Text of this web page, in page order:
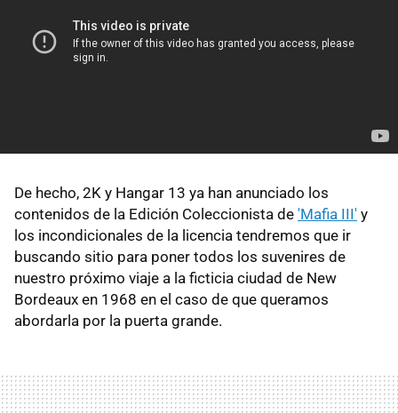
De hecho, 2K y Hangar 13 ya han anunciado los
contenidos de la Edición Coleccionista de 'Mafia III' y
los incondicionales de la licencia tendremos que ir
buscando sitio para poner todos los suvenires de
nuestro próximo viaje a la ficticia ciudad de New
Bordeaux en 1968 en el caso de que queramos
abordarla por la puerta grande.